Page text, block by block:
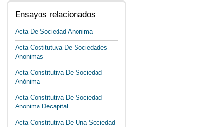
Ensayos relacionados
Acta De Sociedad Anonima
Acta Costitutuva De Sociedades
Anonimas
Acta Constitutiva De Sociedad
Anónima
Acta Constitutiva De Sociedad
Anonima Decapital
Acta Constitutiva De Una Sociedad